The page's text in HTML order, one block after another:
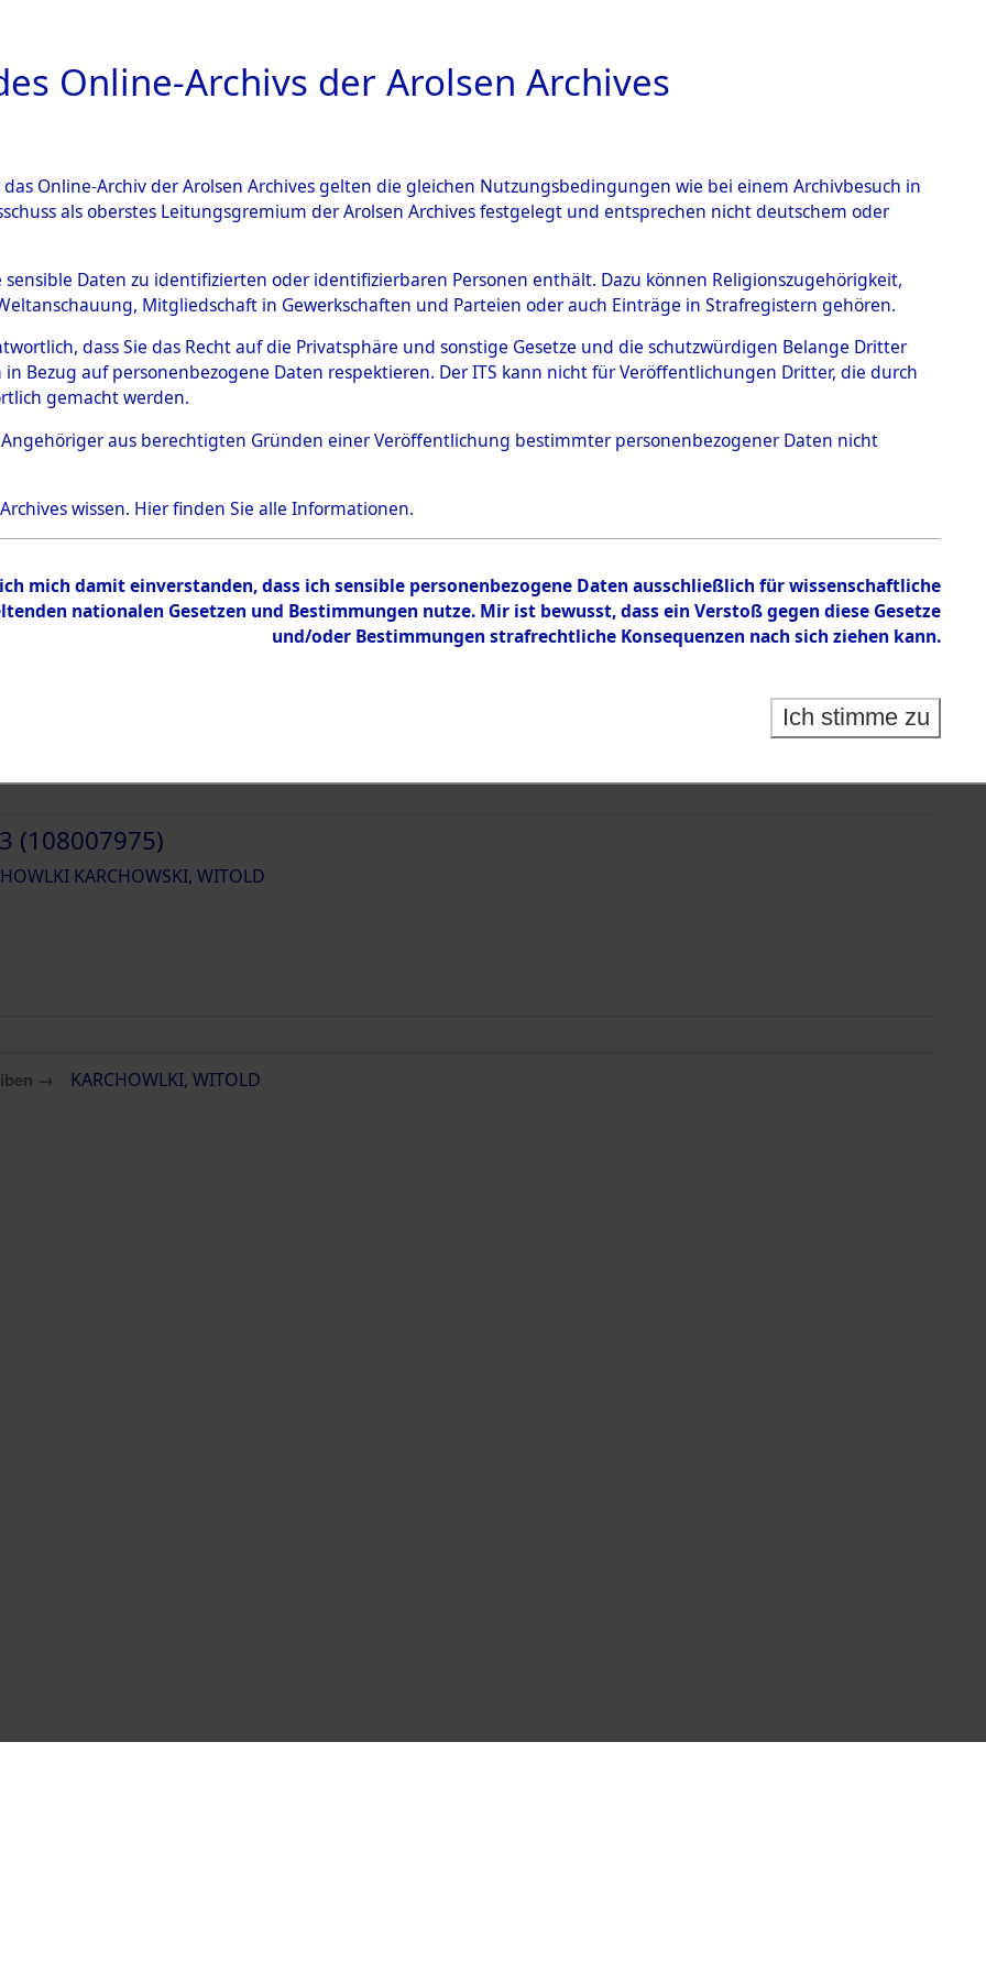
PERSONENINDEX PERSON
KARCHOWLKI, WITOLD
Polen
KARCHOWSKI
(108007973)
(108007975)
KARCHOWSKI, WITOLD
→ KARCHOWLKI, WITOLD
Online-Archivs der Arolsen Archives
Online-Archiv der Arolsen Archives gelten die gleichen Nutzungsbedingungen wie bei einem Archivbesuch in
als oberstes Leitungsgremium der Arolsen Archives festgelegt und entsprechen nicht deutschem oder
sensible Daten zu identifizierten oder identifizierbaren Personen enthält. Dazu können Religionszugehörigkeit,
Mitgliedschaft in Gewerkschaften und Parteien oder auch Einträge in Strafregistern gehören.
dass Sie das Recht auf die Privatsphäre und sonstige Gesetze und die schutzwürdigen Belange Dritter
Bezug auf personenbezogene Daten respektieren. Der ITS kann nicht für Veröffentlichungen Dritter, die durch
gemacht werden.
Angehöriger aus berechtigten Gründen einer Veröffentlichung bestimmter personenbezogener Daten nicht
wissen. Hierfinden Sie alle Informationen.
mich damit einverstanden, dass ich sensible personenbezogene Daten ausschließlich für wissenschaftliche
nationalen Gesetzen und Bestimmungen nutze. Mir ist bewusst, dass ein Verstoß gegen diese Gesetze
und/oder Bestimmungen strafrechtliche Konsequenzen nach sich ziehen kann.
Ich stimme zu